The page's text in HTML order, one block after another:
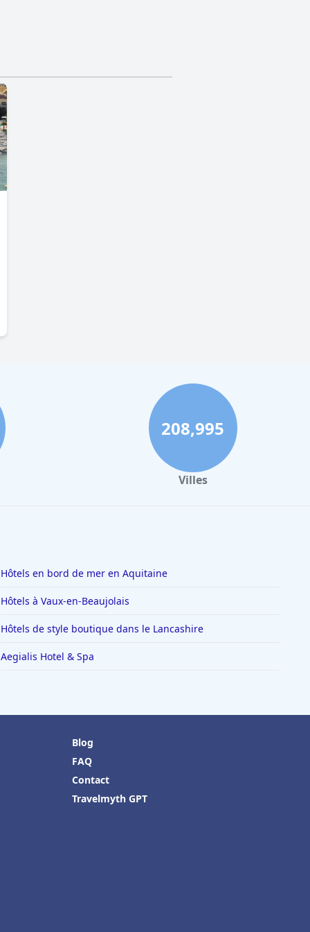
208,995
Villes
Hôtels en bord de mer en Aquitaine
Hôtels à Vaux-en-Beaujolais
Hôtels de style boutique dans le Lancashire
Aegialis Hotel & Spa
Blog
FAQ
Contact
Travelmyth GPT